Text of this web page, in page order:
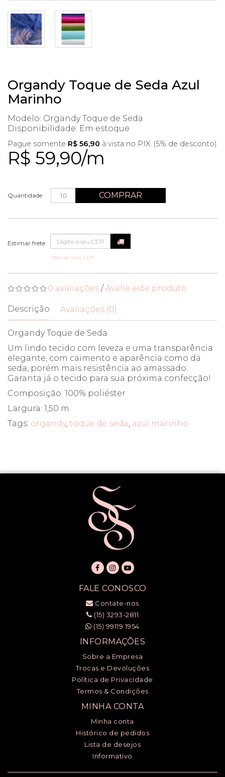
Organdy Toque de Seda Azul
Marinho
Modelo: Organdy Toque de Seda
Disponibilidade: Em estoque
R$ 59,90/m
Pague somente R$ 56,90 à vista no PIX. (5% de desconto)
Quantidade COMPRAR
Não sei meu CEP
0 avaliações /Avalie este produto
Descrição Avaliações (0)
Organdy Toque de Seda
Um lindo tecido com leveza e uma transparência
elegante, com caimento e aparência como da
seda, porém mais resistência ao amassado.
Garanta já o tecido para sua próxima confecção!
Composição: 100% poliéster
Largura: 1,50 m
Tags: organdy, toque de seda, azul marinho
FALE CONOSCO
Contate-nos
(15) 3293-2811
(15) 99119 1954
INFORMAÇÕES
Sobre a Empresa
Trocas e Devoluções
Política de Privacidade
Termos & Condições
MINHA CONTA
Minha conta
Histórico de pedidos
Lista de desejos
Informativo